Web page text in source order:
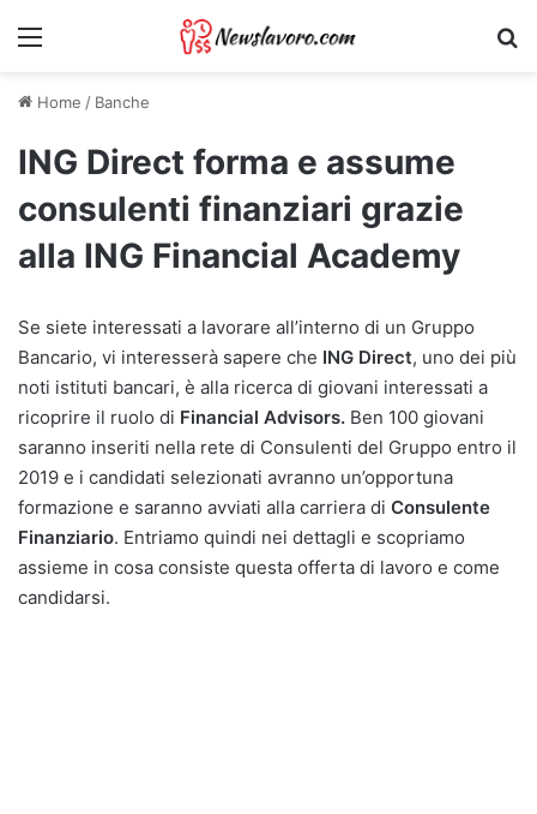
Menu
Home / Banche
ING Direct forma e assume
consulenti finanziari grazie
alla ING Financial Academy
Se siete interessati a lavorare all’interno di un Gruppo
Bancario, vi interesserà sapere che ING Direct, uno dei più
noti istituti bancari, è alla ricerca di giovani interessati a
ricoprire il ruolo di Financial Advisors. Ben 100 giovani
saranno inseriti nella rete di Consulenti del Gruppo entro il
2019 e i candidati selezionati avranno un’opportuna
formazione e saranno avviati alla carriera di Consulente
Finanziario. Entriamo quindi nei dettagli e scopriamo
assieme in cosa consiste questa offerta di lavoro e come
candidarsi.